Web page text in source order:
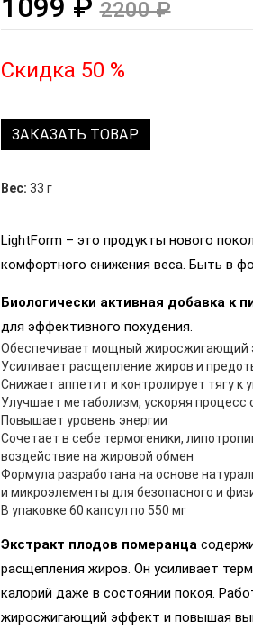
1099 ₽2200 ₽
Скидка 50 %
ЗАКАЗАТЬ ТОВАР
Вес: 33 г
LightForm – это продукты нового
комфортного снижения веса. Быть в
Биологически активная добавка к
для эффективного похудения.
Обеспечивает мощный жиросжигающий
Усиливает расщепление жиров и
Снижает аппетит и контролирует тягу к
Улучшает метаболизм, ускоряя процесс
Повышает уровень энергии
Сочетает в себе термогеники,
воздействие на жировой обмен
Формула разработана на основе
и микроэлементы для безопасного и
В упаковке 60 капсул по 550 мг
Экстракт плодов померанца
расщепления жиров. Он усиливает
калорий даже в состоянии покоя.
жиросжигающий эффект и повышая